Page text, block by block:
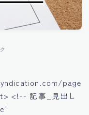
page
<!-- 記事_見出し